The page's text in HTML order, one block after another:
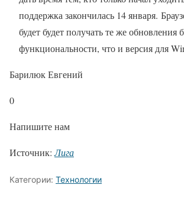
поддержка закончилась 14 января.
будет будет получать те же обновления
функциональности, что и версия для
Барилюк Евгений
0
Напишите нам
Источник:Лига
Категории: Технологии